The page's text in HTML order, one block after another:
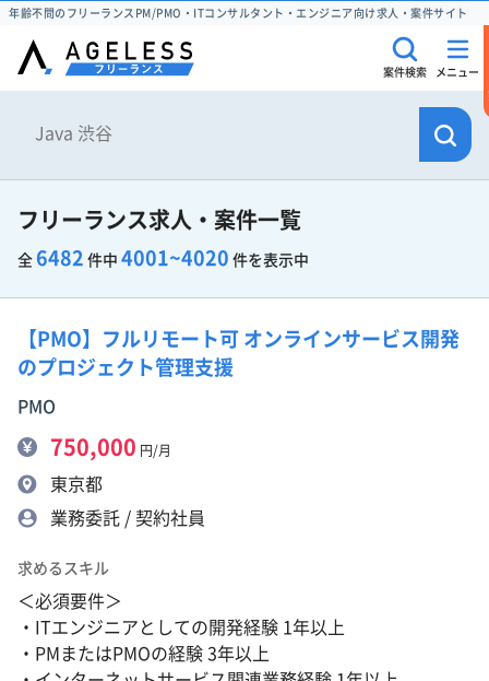
年齢不問のフリーランスPM/PMO・ITコンサルタント・エンジニア向け求人・案件サイト
案件検索 メニュー
フリーランス求人・案件一覧
全 6482 件中 4001~4020 件を表示中
【PMO】フルリモート可 オンラインサービス開発
のプロジェクト管理支援
PMO
750,000 円/月
東京都
業務委託 / 契約社員
求めるスキル
＜必須要件＞
・ITエンジニアとしての開発経験 1年以上
・PMまたはPMOの経験 3年以上